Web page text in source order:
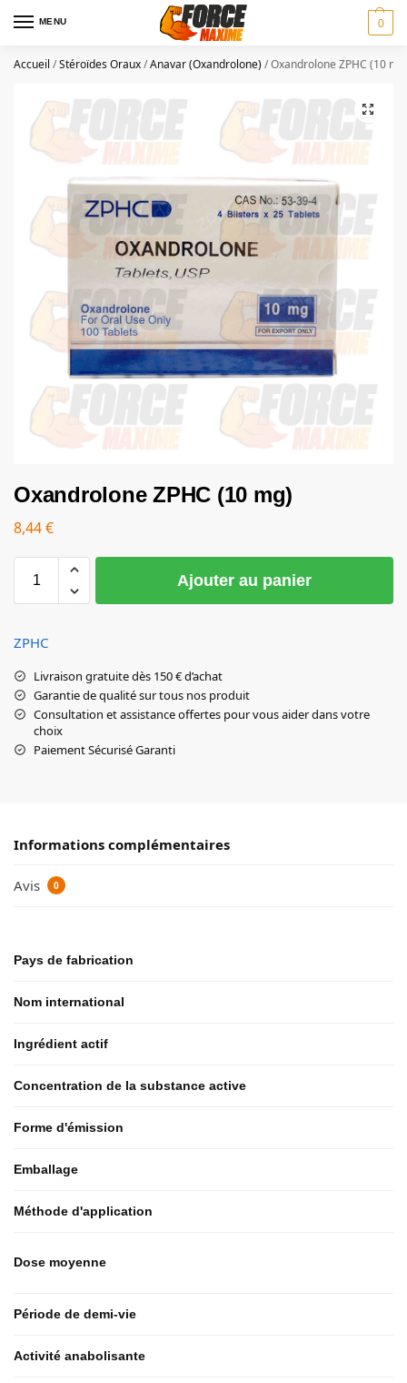
MENU 0
Accueil /Stéroïdes Oraux/Anavar (Oxandrolone)/Oxandrolone ZPHC (10
Oxandrolone ZPHC (10 mg)
8,44€
Ajouter au panier
ZPHC
Livraison gratuite dès 150 € d’achat
Garantie de qualité sur tous nos produit
Consultation et assistance offertes pour vous aider dans votre
choix
Paiement Sécurisé Garanti
Informations complémentaires
Avis 0
Pays de fabrication
Nom international
Ingrédient actif
Concentration de la substance active
Forme d'émission
Emballage
Méthode d'application
Dose moyenne
Période de demi-vie
Activité anabolisante